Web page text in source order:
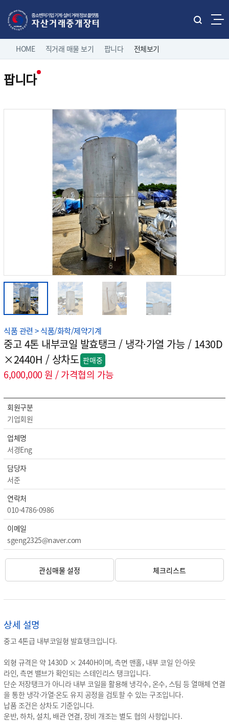
통
비
게
션
HOME 직거래 매물 보기 팝니다 전체보기
팝니다
식품 관련 > 식품/화학/제약기계
중고 4톤 내부코일 발효탱크 / 냉각·가열 가능 / 1430D
×2440H / 상차도 판매중
6,000,000 원 / 가격협의 가능
회원구분
기업회원
업체명
서경Eng
담당자
서준
연락처
010-4786-0986
이메일
sgeng2325@naver.com
관심매물 설정 체크리스트
상세 설명
중고 4톤급 내부코일형 발효탱크입니다.
외형 규격은 약 1430D × 2440H이며, 측면 맨홀, 내부 코일 인·아웃
라인, 측면 밸브가 확인되는 스테인리스 탱크입니다.
단순 저장탱크가 아니라 내부 코일을 활용해 냉각수, 온수, 스팀 등 열매체 연결
을 통한 냉각·가열·온도 유지 공정을 검토할 수 있는 구조입니다.
납품 조건은 상차도 기준입니다.
운반, 하차, 설치, 배관 연결, 장비 개조는 별도 협의 사항입니다.
홈으로 로그인
직거래 매물보기
중소기업 유휴설비 매물
제조/유통업체 매물
삽니다
유관기관 매물보기
나의 거래정보
고객마당
이용 안내